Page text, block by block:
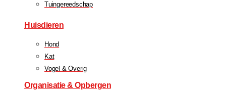
Tuingereedschap
Huisdieren
Hond
Kat
Vogel & Overig
Organisatie & Opbergen